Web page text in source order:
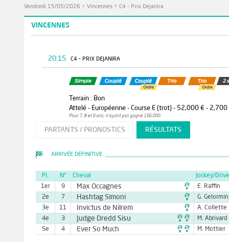
Vendredi 15/05/2026 > Vincennes > C4 - Prix Dejanira
VINCENNES
20:15 C4 - PRIX DEJANIRA
Terrain : Bon
Attelé - Européenne - Course E (trot) - 52,000 € - 2,700
Pour 7, 8 et 9 ans, n'ayant pas gagné 156.000.
PARTANTS / PRONOSTICS RÉSULTATS
ARRIVÉE DÉFINITIVE
Pl. N° Cheval
Jockey/
1er
9 Max Occagnes 
E. Raffin
2e
7 Hashtag Simoni 
G.
3e
11 Invictus de Nilrem 
A. Collette
4e
3 Judge Dredd Sisu 
M. Abrivard
5e
4 Ever So Much  M. Mottier